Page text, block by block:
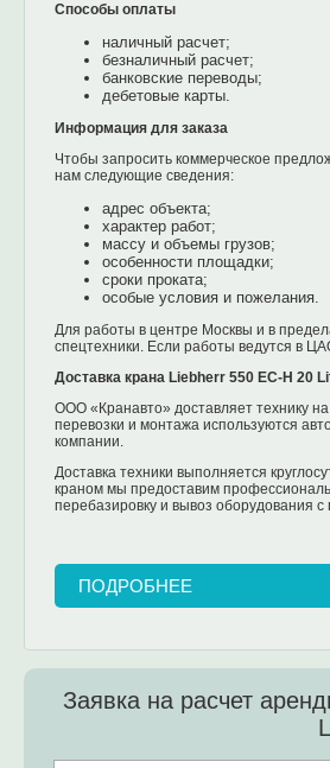
Способы оплаты
наличный расчет;
безналичный расчет;
банковские переводы;
дебетовые карты.
Информация для заказа
Чтобы запросить коммерческое
нам следующие сведения:
адрес объекта;
характер работ;
массу и объемы грузов;
особенности площадки;
сроки проката;
особые условия и пожелания.
Для работы в центре Москвы и в
спецтехники. Если работы ведутся в
Доставка крана Liebherr 550 EC-H 20
ООО «Кранавто» доставляет технику
перевозки и монтажа используются
компании.
Доставка техники выполняется
краном мы предоставим
перебазировку и вывоз оборудования
ПОДРОБНЕЕ
Заявка на расчет